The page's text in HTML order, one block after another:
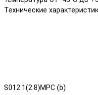
Технические
S012.1(2.8)MPC (b)